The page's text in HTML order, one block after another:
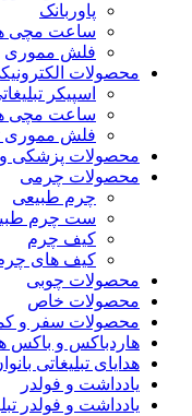
پاوربانک
ساعت مچی
فلش مموری
محصولات
اسپیکر
ساعت مچی
فلش مموری
محصولات پزشکی
محصولات چرمی
چرم طبیعی
ست چرم
کیف چرم
کیف های
محصولات چوبی
محصولات خاص
محصولات سفر و
هاردباکس و باکس
هدایای تبلیغاتی
یادداشت و فولدر
یادداشت و فولدر